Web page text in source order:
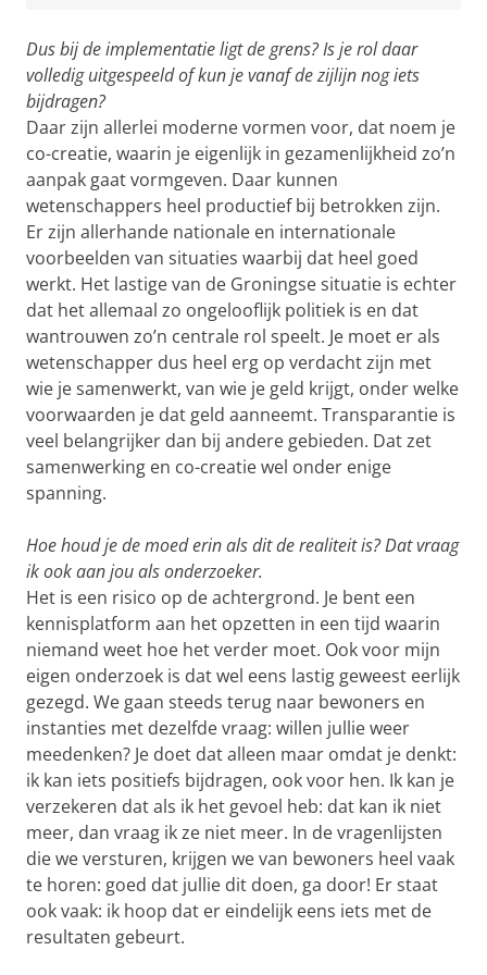
Dus bij de implementatie ligt de grens? Is je rol daar
volledig uitgespeeld of kun je vanaf de zijlijn nog iets
bijdragen?
Daar zijn allerlei moderne vormen voor, dat noem je
co-creatie, waarin je eigenlijk in gezamenlijkheid zo’n
aanpak gaat vormgeven. Daar kunnen
wetenschappers heel productief bij betrokken zijn.
Er zijn allerhande nationale en internationale
voorbeelden van situaties waarbij dat heel goed
werkt. Het lastige van de Groningse situatie is echter
dat het allemaal zo ongelooflijk politiek is en dat
wantrouwen zo’n centrale rol speelt. Je moet er als
wetenschapper dus heel erg op verdacht zijn met
wie je samenwerkt, van wie je geld krijgt, onder welke
voorwaarden je dat geld aanneemt. Transparantie is
veel belangrijker dan bij andere gebieden. Dat zet
samenwerking en co-creatie wel onder enige
spanning.
Hoe houd je de moed erin als dit de realiteit is? Dat vraag
ik ook aan jou als onderzoeker.
Het is een risico op de achtergrond. Je bent een
kennisplatform aan het opzetten in een tijd waarin
niemand weet hoe het verder moet. Ook voor mijn
eigen onderzoek is dat wel eens lastig geweest eerlijk
gezegd. We gaan steeds terug naar bewoners en
instanties met dezelfde vraag: willen jullie weer
meedenken? Je doet dat alleen maar omdat je denkt:
ik kan iets positiefs bijdragen, ook voor hen. Ik kan je
verzekeren dat als ik het gevoel heb: dat kan ik niet
meer, dan vraag ik ze niet meer. In de vragenlijsten
die we versturen, krijgen we van bewoners heel vaak
te horen: goed dat jullie dit doen, ga door! Er staat
ook vaak: ik hoop dat er eindelijk eens iets met de
resultaten gebeurt.